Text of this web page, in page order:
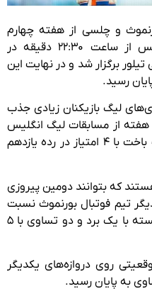
و چلسی از هفته چهارم
رقابت‌های فوتبال لیگ برتر انگلیس از ساعت ۲۲:۳۰ دقیقه در
تیلور برگزار شد و در نهایت این
رسید.
لیگ بازیکنان زیادی جذب
کرد و در حال‌حاضر هم با گذشت ۳ هفته از مسابقات لیگ انگلیس
توانسته یک برد، یک تساوی و یک باخت با ۴ امتیاز در رده یازدهم
که بتوانند دومین پیروزی
تیم فوتبال بورنموث نسبت
به چلسی شرایط بهتری دارد و توانسته با یک برد و دو تساوی با ۵
روی دروازه‌های یکدیگر
به پایان رسید.